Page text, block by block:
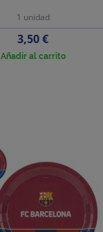
1 unidad
Precio
3,50 €
Añadir al carrito